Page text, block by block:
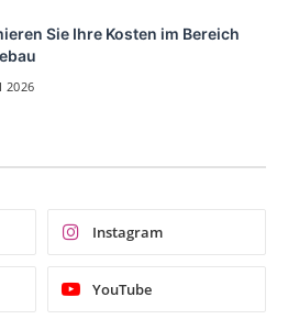
Sie Ihre Kosten im Bereich
2026
Instagram
YouTube